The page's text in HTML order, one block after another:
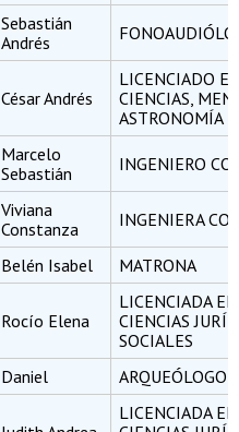
Sebastián
Andrés
César Andrés
LICENCIADO
CIENCIAS,
ASTRONOMÍA
Marcelo
Sebastián
INGENIERO
Viviana
Constanza
INGENIERA
Belén Isabel MATRONA
Rocío Elena
LICENCIADA EN
CIENCIAS
SOCIALES
Daniel ARQUEÓLOGO
LICENCIADA EN